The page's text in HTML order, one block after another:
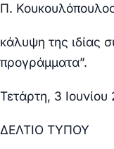
Π.
κάλυψη της ιδίας
προγράμματα”.
Τετάρτη, 3
ΔΕΛΤΙΟ ΤΥΠΟΥ